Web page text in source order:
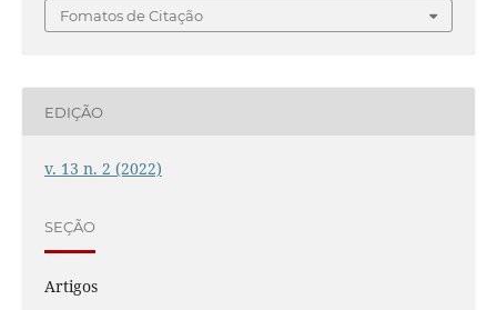
Fomatos de Citação
EDIÇÃO
v. 13 n. 2 (2022)
SEÇÃO
Artigos